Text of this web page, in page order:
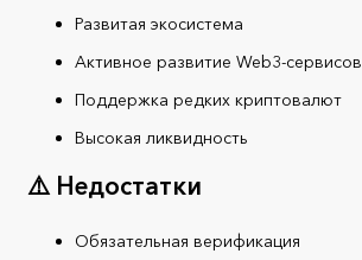
Развитая экосистема
Активное развитие Web3-сервисов
Поддержка редких криптовалют
Высокая ликвидность
⚠️ Недостатки
Обязательная верификация